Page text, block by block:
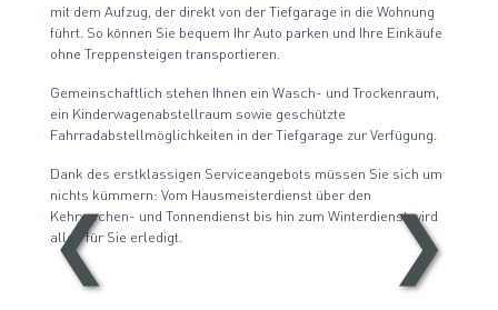
mit dem Aufzug, der direkt von der Tiefgarage in die Wohnung
führt. So können Sie bequem Ihr Auto parken und Ihre Einkäufe
ohne Treppensteigen transportieren.
Gemeinschaftlich stehen Ihnen ein Wasch- und Trockenraum,
ein Kinderwagenabstellraum sowie geschützte
Fahrradabstellmöglichkeiten in der Tiefgarage zur Verfügung.
Dank des erstklassigen Serviceangebots müssen Sie sich um
nichts kümmern: Vom Hausmeisterdienst über den
Kehrwochen- und Tonnendienst bis hin zum Winterdienst wird
alles für Sie erledigt.
❮ ❯